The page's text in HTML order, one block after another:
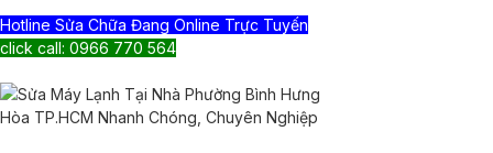
Hotline Sửa Chữa Đang Online Trực Tuyến
click call: 0966 770 564